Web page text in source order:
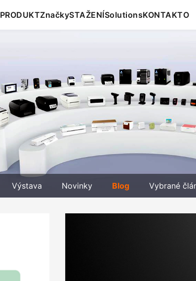
PRODUKTZnačkySTAŽENÍSolutionsKONTAKTO
Výstava Novinky Blog Vybrané